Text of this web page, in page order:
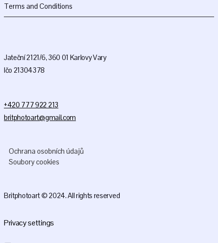
Terms and Conditions
Jateční 2121/6, 360 01 Karlovy Vary
Ičo 21304378
+420 777 922 213
britphotoart@gmail.com
Ochrana osobních údajů
Soubory cookies
Britphotoart © 2024. All rights reserved
Privacy settings